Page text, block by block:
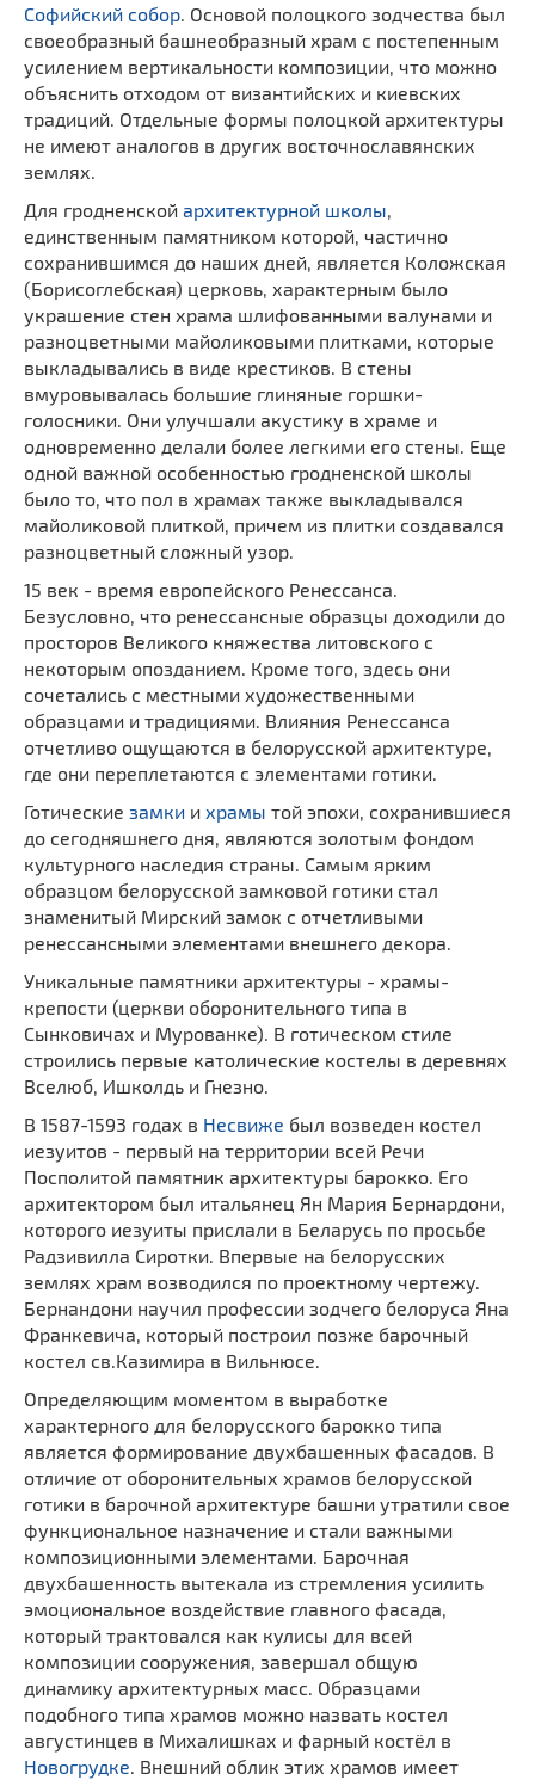
Софийский собор . Основой полоцкого зодчества был
своеобразный башнеобразный храм с постепенным
усилением вертикальности композиции, что можно
объяснить отходом от византийских и киевских
традиций. Отдельные формы полоцкой архитектуры
не имеют аналогов в других восточнославянских
землях.
Для гродненской архитектурной школы
единственным памятником которой, частично
сохранившимся до наших дней, является Коложская
(Борисоглебская) церковь, характерным было
украшение стен храма шлифованными валунами и
разноцветными майоликовыми плитками, которые
выкладывались в виде крестиков. В стены
вмуровывалась большие глиняные горшки-
голосники. Они улучшали акустику в храме и
одновременно делали более легкими его стены. Еще
одной важной особенностью гродненской школы
было то, что пол в храмах также выкладывался
майоликовой плиткой, причем из плитки создавался
разноцветный сложный узор.
15 век - время европейского Ренессанса.
Безусловно, что ренессансные образцы доходили до
просторов Великого княжества литовского с
некоторым опозданием. Кроме того, здесь они
сочетались с местными художественными
образцами и традициями. Влияния Ренессанса
отчетливо ощущаются в белорусской архитектуре,
где они переплетаются с элементами готики.
Готические замки и храмы той эпохи, сохранившиеся
до сегодняшнего дня, являются золотым фондом
культурного наследия страны. Самым ярким
образцом белорусской замковой готики стал
знаменитый Мирский замок с отчетливыми
ренессансными элементами внешнего декора.
Уникальные памятники архитектуры - храмы-
крепости (церкви оборонительного типа в
Сынковичах и Мурованке). В готическом стиле
строились первые католические костелы в деревнях
Вселюб, Ишколдь и Гнезно.
В 1587-1593 годах в Несвиже был возведен костел
иезуитов - первый на территории всей Речи
Посполитой памятник архитектуры барокко. Его
архитектором был итальянец Ян Мария Бернардони,
которого иезуиты прислали в Беларусь по просьбе
Радзивилла Сиротки. Впервые на белорусских
землях храм возводился по проектному чертежу.
Бернандони научил профессии зодчего белоруса Яна
Франкевича, который построил позже барочный
костел св.Казимира в Вильнюсе.
Определяющим моментом в выработке
характерного для белорусского барокко типа
является формирование двухбашенных фасадов. В
отличие от оборонительных храмов белорусской
готики в барочной архитектуре башни утратили свое
функциональное назначение и стали важными
композиционными элементами. Барочная
двухбашенность вытекала из стремления усилить
эмоциональное воздействие главного фасада,
который трактовался как кулисы для всей
композиции сооружения, завершал общую
динамику архитектурных масс. Образцами
подобного типа храмов можно назвать костел
августинцев в Михалишках и фарный костёл в
Новогрудке . Внешний облик этих храмов имеет